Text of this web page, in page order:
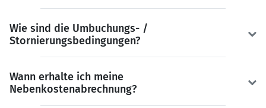
Wie sind die Umbuchungs- /
Stornierungsbedingungen?
Wann erhalte ich meine
Nebenkostenabrechnung?